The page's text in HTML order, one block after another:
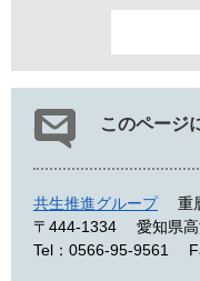
このページ
共生推進グループ
重
〒444-1334
愛知県
Tel：0566-95-9561